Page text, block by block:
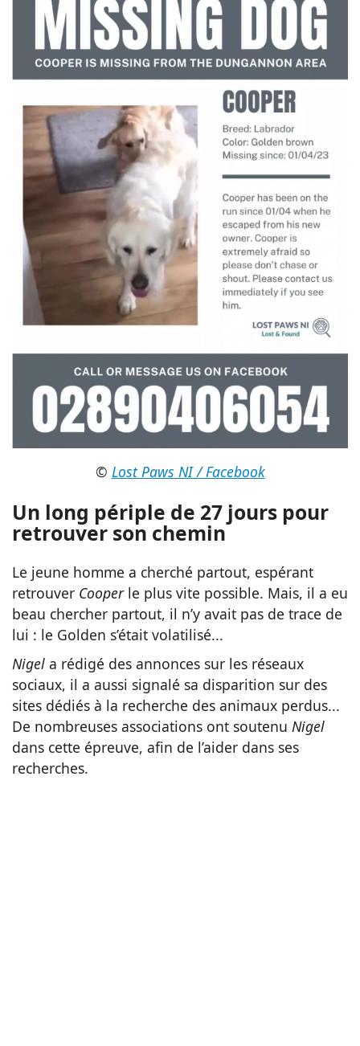
© Lost Paws NI / Facebook
Un long périple de 27 jours pour
retrouver son chemin
Le jeune homme a cherché partout, espérant
retrouver Cooper le plus vite possible. Mais, il a eu
beau chercher partout, il n’y avait pas de trace de
lui : le Golden s’était volatilisé...
Nigel a rédigé des annonces sur les réseaux
sociaux, il a aussi signalé sa disparition sur des
sites dédiés à la recherche des animaux perdus...
De nombreuses associations ont soutenu Nigel
dans cette épreuve, afin de l’aider dans ses
recherches.